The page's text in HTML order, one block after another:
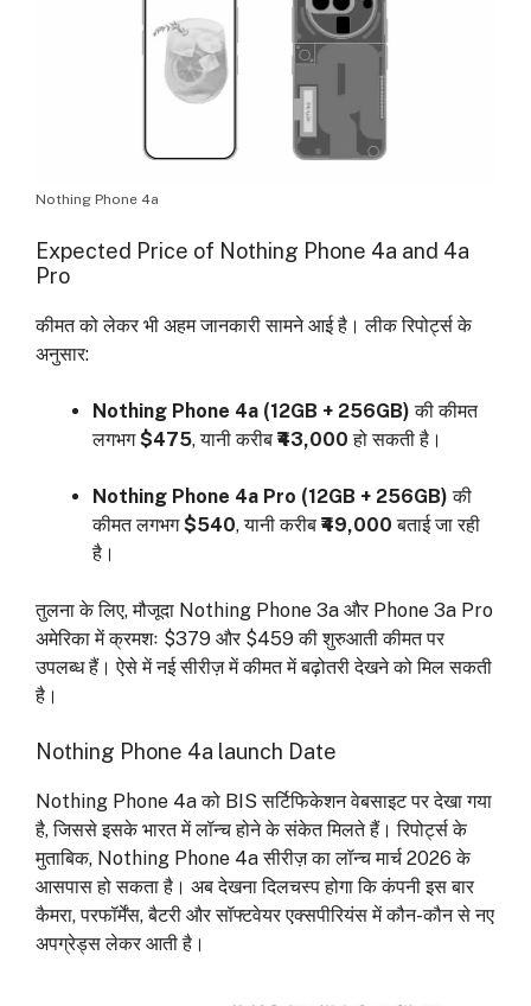
Nothing Phone 4a
Expected Price of Nothing Phone 4a and 4a
Pro
कीमत को लेकर भी अहम जानकारी सामने आई है। लीक रिपोर्ट्स के
अनुसार:
Nothing Phone 4a (12GB + 256GB) की कीमत
लगभग$475, यानी करीब ₹43,000 हो सकती है।
Nothing Phone 4a Pro (12GB + 256GB) की
कीमत लगभग$540, यानी करीब ₹49,000 बताई जा रही
है।
तुलना के लिए, मौजूदा Nothing Phone 3a और Phone 3a Pro
अमेरिका में क्रमशः $379 और $459 की शुरुआती कीमत पर
उपलब्ध हैं। ऐसे में नई सीरीज़ में कीमत में बढ़ोतरी देखने को मिल सकती
है।
Nothing Phone 4a launch Date
Nothing Phone 4a को BIS सर्टिफिकेशन वेबसाइट पर देखा गया
है, जिससे इसके भारत में लॉन्च होने के संकेत मिलते हैं। रिपोर्ट्स के
मुताबिक, Nothing Phone 4a सीरीज़ का लॉन्च मार्च 2026 के
आसपास हो सकता है। अब देखना दिलचस्प होगा कि कंपनी इस बार
कैमरा, परफॉर्मेंस, बैटरी और सॉफ्टवेयर एक्सपीरियंस में कौन-कौन से नए
अपग्रेड्स लेकर आती है।